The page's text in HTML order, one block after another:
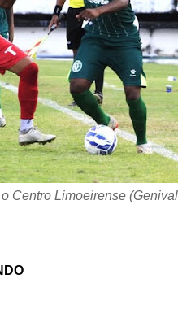
Centro Limoeirense